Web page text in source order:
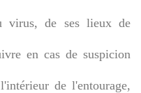
virus, de ses lieux de
en cas de suspicion
de l'entourage,